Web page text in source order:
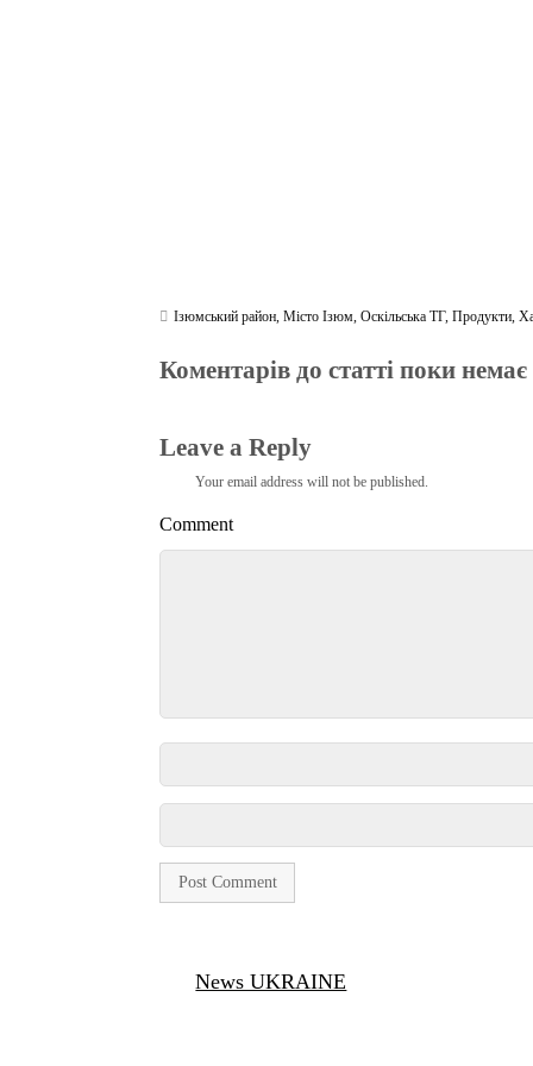
Ізюмський район,Місто Ізюм,Оскільська ТГ,Продукти,
Коментарів до статті поки немає
Leave a Reply
Your email address will not be published.
Comment
News UKRAINE